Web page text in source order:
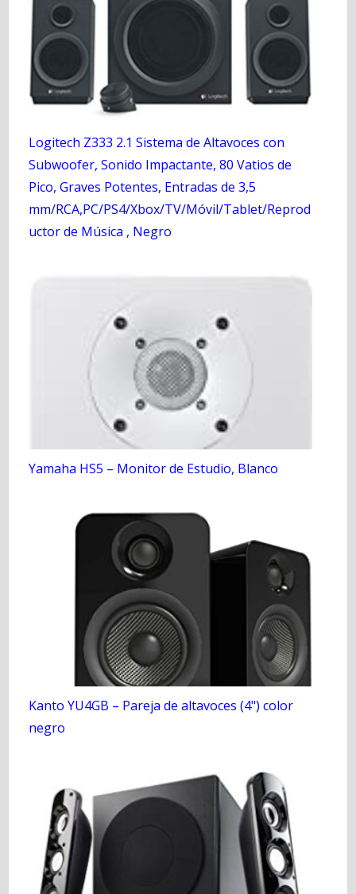
Logitech Z333 2.1 Sistema de Altavoces con
Subwoofer, Sonido Impactante, 80 Vatios de
Pico, Graves Potentes, Entradas de 3,5
mm/RCA,PC/PS4/Xbox/TV/Móvil/Tablet/Reprod
uctor de Música , Negro
Yamaha HS5 – Monitor de Estudio, Blanco
Kanto YU4GB – Pareja de altavoces (4") color
negro